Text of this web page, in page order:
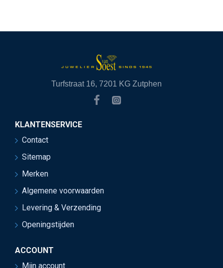
Turfstraat 16, 7201 KG Zutphen
KLANTENSERVICE
Contact
Sitemap
Merken
Algemene voorwaarden
Levering & Verzending
Openingstijden
ACCOUNT
Mijn account